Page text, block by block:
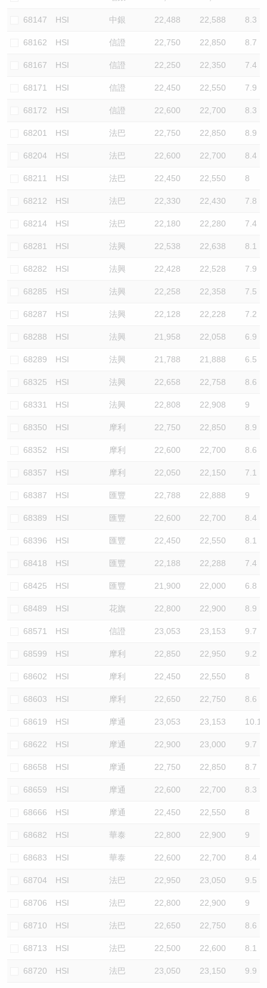
68147 HSI 中銀 22,488 22,588 8.3
68162 HSI 信證 22,750 22,850 8.7
68167 HSI 信證 22,250 22,350 7.4
68171 HSI 信證 22,450 22,550 7.9
68172 HSI 信證 22,600 22,700 8.3
68201 HSI 法巴 22,750 22,850 8.9
68204 HSI 法巴 22,600 22,700 8.4
68211 HSI 法巴 22,450 22,550 8
68212 HSI 法巴 22,330 22,430 7.8
68214 HSI 法巴 22,180 22,280 7.4
68281 HSI 法興 22,538 22,638 8.1
68282 HSI 法興 22,428 22,528 7.9
68285 HSI 法興 22,258 22,358 7.5
68287 HSI 法興 22,128 22,228 7.2
68288 HSI 法興 21,958 22,058 6.9
68289 HSI 法興 21,788 21,888 6.5
68325 HSI 法興 22,658 22,758 8.6
68331 HSI 法興 22,808 22,908 9
68350 HSI 摩利 22,750 22,850 8.9
68352 HSI 摩利 22,600 22,700 8.6
68357 HSI 摩利 22,050 22,150 7.1
68387 HSI 匯豐 22,788 22,888 9
68389 HSI 匯豐 22,600 22,700 8.4
68396 HSI 匯豐 22,450 22,550 8.1
68418 HSI 匯豐 22,188 22,288 7.4
68425 HSI 匯豐 21,900 22,000 6.8
68489 HSI 花旗 22,800 22,900 8.9
68571 HSI 信證 23,053 23,153 9.7
68599 HSI 摩利 22,850 22,950 9.2
68602 HSI 摩利 22,450 22,550 8
68603 HSI 摩利 22,650 22,750 8.6
68619 HSI 摩通 23,053 23,153 10.1
68622 HSI 摩通 22,900 23,000 9.7
68658 HSI 摩通 22,750 22,850 8.7
68659 HSI 摩通 22,600 22,700 8.3
68666 HSI 摩通 22,450 22,550 8
68682 HSI 華泰 22,800 22,900 9
68683 HSI 華泰 22,600 22,700 8.4
68704 HSI 法巴 22,950 23,050 9.5
68706 HSI 法巴 22,800 22,900 9
68710 HSI 法巴 22,650 22,750 8.6
68713 HSI 法巴 22,500 22,600 8.1
68720 HSI 法巴 23,050 23,150 9.9